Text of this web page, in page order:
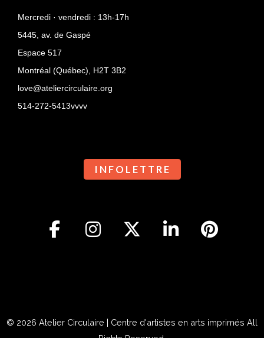
Mercredi · vendredi : 13h-17h
5445, av. de Gaspé
Espace 517
Montréal (Québec), H2T 3B2
love@ateliercirculaire.org
514-272-5413vvvv
I N F O L E T T R E
© 2026 Atelier Circulaire | Centre d'artistes en arts imprimés All